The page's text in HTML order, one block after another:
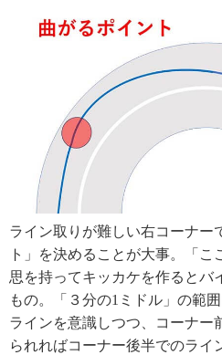
ライン取りが難しい右コーナー
ト」を決めることが大事。「
思を持ってキッカケを作るとバ
もの。「３分の1ミドル」の範
ラインを意識しつつ、コーナー
られればコーナー後半でのライ